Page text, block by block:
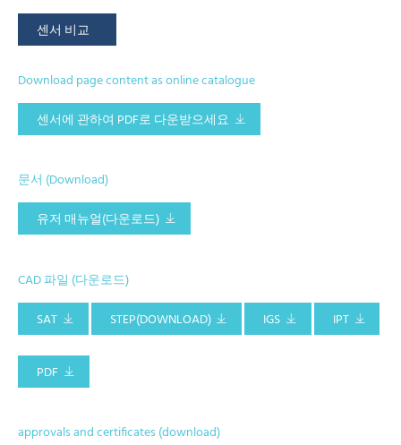
센서 비교
Download page content as online catalogue
센서에 관하여 PDF로 다운받으세요
문서 (Download)
유저 매뉴얼(다운로드)
CAD 파일 (다운로드)
SAT
STEP(DOWNLOAD) IGS IPT
PDF
approvals and certificates (download)